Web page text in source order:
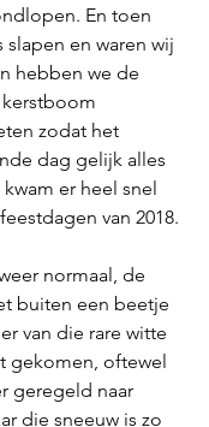
En toen
slapen en waren wij
hebben we de
zodat het
dag gelijk alles
er heel snel
van 2018.
normaal, de
buiten een beetje
van die rare witte
gekomen, oftewel
geregeld naar
die sneeuw is zo